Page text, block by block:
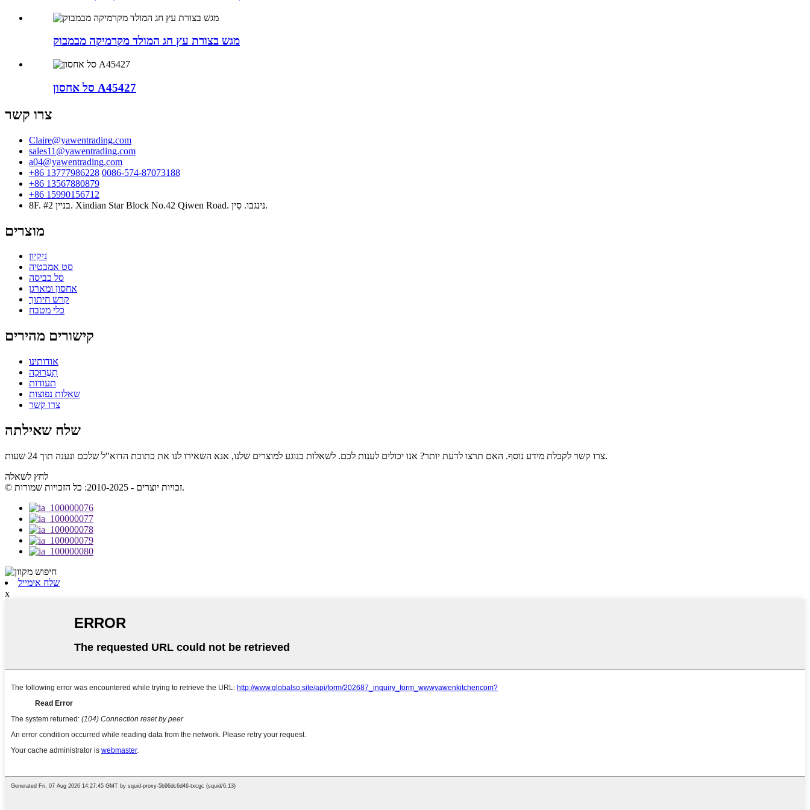
מגש בצורת עץ חג המולד מקרמיקה מבמבוק
סל אחסון A45427
צרו קשר
Claire@yawentrading.com
sales11@yawentrading.com
a04@yawentrading.com
+86 13777986228 0086-574-87073188
+86 13567880879
+86 15990156712
8F. #2 בניין. Xindian Star Block No.42 Qiwen Road. נינגבו. סִין.
מוצרים
ניקיון
סט אמבטיה
סל כביסה
אחסון ומארגן
קרש חיתוך
כלי מטבח
קישורים מהירים
אודותינו
תַעֲרוּכָה
תעודות
שאלות נפוצות
צרו קשר
שלח שאילתה
צרו קשר לקבלת מידע נוסף. האם תרצו לדעת יותר? אנו יכולים לענות לכם. לשאלות בנוגע למוצרים שלנו, אנא השאירו לנו את כתובת הדוא"ל שלכם ונענה תוך 24 שעות.
לחץ לשאלה
© זכויות יוצרים - 2010-2025: כל הזכויות שמורות.
שלח אימייל
x